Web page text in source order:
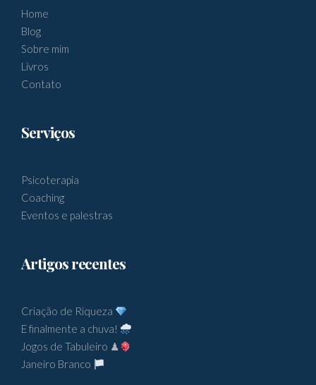
Home
Blog
Sobre mim
Livros
Contato
Serviços
Psicoterapia
Coaching
Eventos e palestras
Artigos recentes
Criação de Riqueza
E finalmente a chuva!
Jogos de Tabuleiro ♟
Janeiro Branco